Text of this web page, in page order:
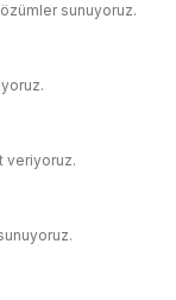
sunuyoruz.
veriyoruz.